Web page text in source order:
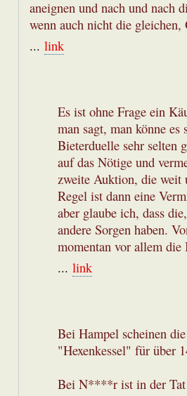
aneignen und nach und nach
wenn auch nicht die
... link
Es ist ohne Frage ein
man sagt, man könne
Bieterduelle sehr selten
auf das Nötige und
zweite Auktion, die weit
Regel ist dann eine
aber glaube ich, dass
andere Sorgen haben.
momentan vor allem die
... link
Bei Hampel scheinen
"Hexenkessel" für über
Bei N****r ist in der Tat